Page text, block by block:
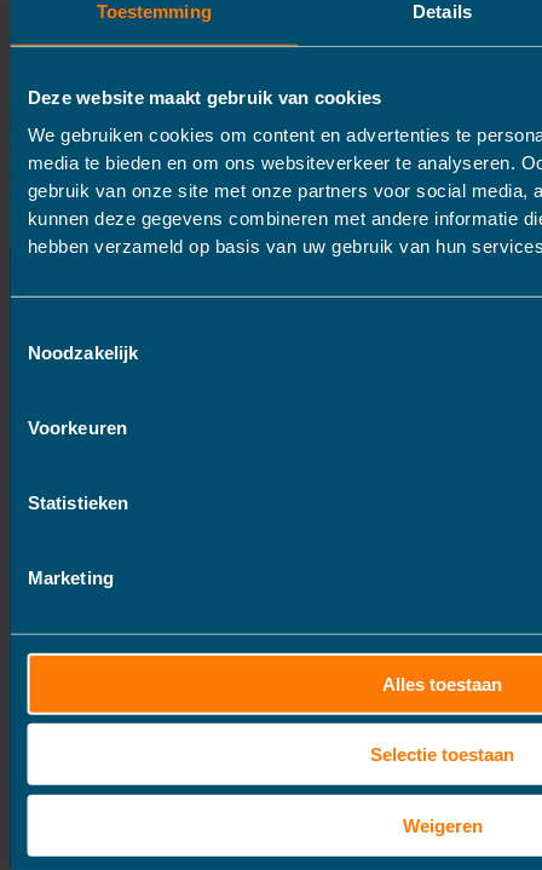
Toestemming Details
Deze website maakt gebruik van cookies
We gebruiken cookies om content en advertenties te
media te bieden en om ons websiteverkeer te analyseren.
gebruik van onze site met onze partners voor social media,
kunnen deze gegevens combineren met andere informatie
hebben verzameld op basis van uw gebruik van hun
Noodzakelijk
Voorkeuren
Statistieken
Marketing
Alles toestaan
Selectie toestaan
Weigeren
Den Haag
mail:
info@urgentvertalen.nlWhatsApp:
070-778 5830